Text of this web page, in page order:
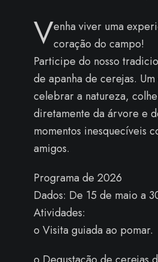
Venha viver uma
coração do campo!
Participe do nosso
de apanha de cerejas.
celebrar a natureza,
diretamente da árvore e
momentos inesquecíveis
amigos.
Programa de 2026
Dados: De 15 de maio a
Atividades:
o Visita guiada ao pomar.